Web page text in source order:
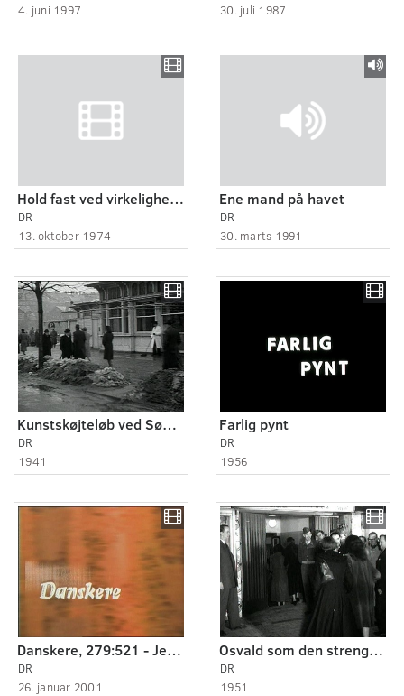
4. juni 1997
30. juli 1987
Hold fast ved virkeligheden
DR
13. oktober 1974
Ene mand på havet
DR
30. marts 1991
Kunstskøjteløb ved Søpavillonen
DR
1941
Farlig pynt
DR
1956
Danskere, 279:521 - Jeg søger job som præst.
DR
26. januar 2001
Osvald som den strenge dommer
DR
1951